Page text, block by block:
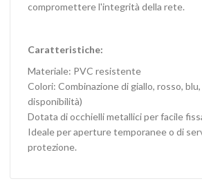
compromettere l'integrità della rete.
Caratteristiche:
Materiale: PVC resistente
Colori: Combinazione di giallo, rosso,
disponibilità)
Dotata di occhielli metallici per facile
Ideale per aperture temporanee o di
protezione.